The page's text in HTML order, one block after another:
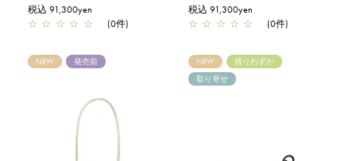
税込 91,300yen
☆ ☆ ☆ ☆ ☆ (0件)
税込 91,300yen
☆ ☆ ☆ ☆ ☆ (0件)
NEW 発売前 NEW
残りわずか
取り寄せ